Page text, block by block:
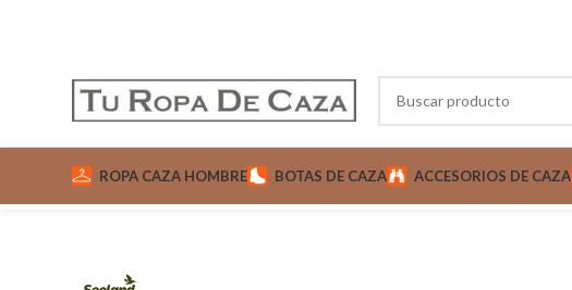
ROPA CAZA HOMBRE BOTAS DE CAZA ACCESORIOS DE CAZA